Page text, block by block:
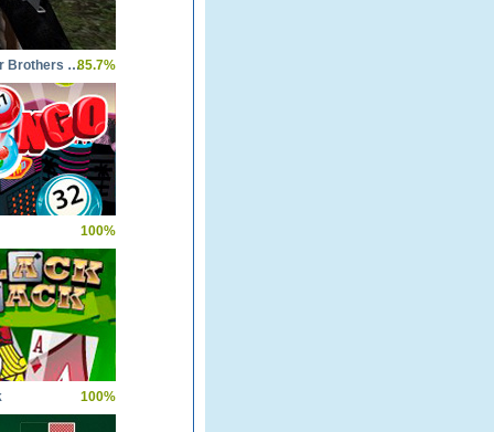
World War Brothers WW285.7%
100%
100%